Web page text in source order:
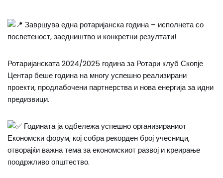
Завршува една ротаријанска година – исполнета со
посветеност, заедништво и конкретни резултати!
Ротаријанската 2024/2025 година за Ротари клуб Скопје
Центар беше година на многу успешно реализирани
проекти, продлабочени партнерства и нова енергија за идни
предизвици.
Годината ја одбележа успешно организираниот
Економски форум, кој собра рекорден број учесници,
отворајќи важна тема за економскиот развој и креирање
поодржливо општество.